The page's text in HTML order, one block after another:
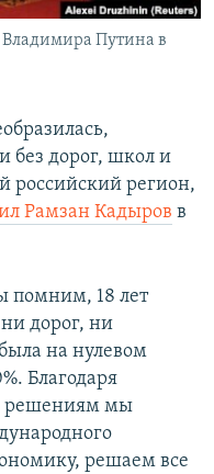
Путина в
без дорог, школ и
российский регион,
Рамзан Кадыров в
помним, 18 лет
дорог, ни
на нулевом
Благодаря
решениям мы
решаем все